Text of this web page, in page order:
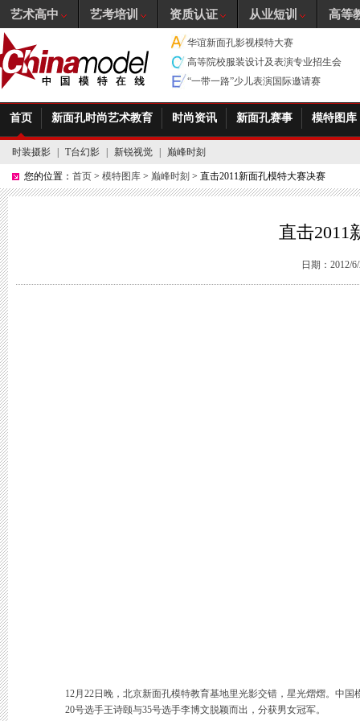
华谊新面孔影视模特大赛
高等院校服装设计及表演专业招生会
“一带一路”少儿表演国际邀请赛
首页 新面孔时尚艺术教育 时尚资讯 新面孔赛事 模特图库
时装摄影 T台幻影 新锐视觉 巅峰时刻
您的位置： 首页 > 模特图库 > 巅峰时刻 > 直击2011新面孔模特大赛决赛
直击2011
日期：2012/
12月22日晚，北京新面孔模特教育基地里光影交错，星光熠熠。中
20号选手王诗颐与35号选手李博文脱颖而出，分获男女冠军。
艺术高中 艺考培训 资质认证 从业短训 高等